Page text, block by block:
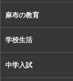
麻布の教育
学校生活
中学入試